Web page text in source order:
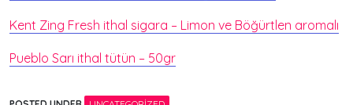
Kent Zing Fresh ithal sigara – Limon ve Böğürtlen aromalı
Pueblo Sarı ithal tütün – 50gr